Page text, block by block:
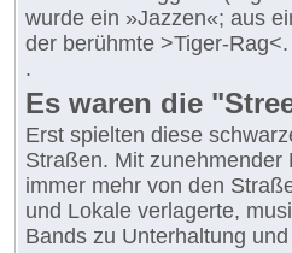
wurde ein »Jazzen«; aus
der berühmte >Tiger-Rag<.
.
Es waren die
Erst spielten diese
Straßen. Mit
immer mehr von den
und Lokale verlagerte,
Bands zu Unterhaltung und